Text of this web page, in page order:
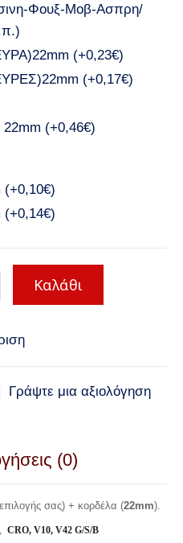
Φουξ-Μοβ-Ασπρη/
(+0,23€)
(+0,17€)
(+0,46€)
Γράψτε μια αξιολόγηση
(0)
σας) + κορδέλα (22mm).
, CRO, V10, V42 G/S/B